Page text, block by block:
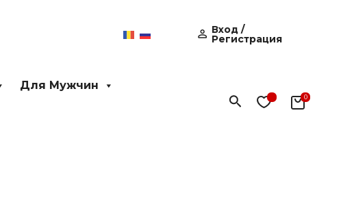
Вход /
Регистрация
Для Мужчин
Поиск